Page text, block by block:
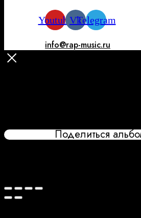
YoutubeVkTelegram
info@rap-music.ru
Поделиться